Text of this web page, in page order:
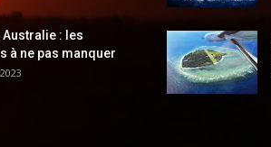
: les
à ne pas manquer